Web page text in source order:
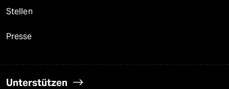
Stellen
Presse
Unterstützen